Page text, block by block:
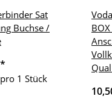
Sat
Buchse /
*
1 Stück